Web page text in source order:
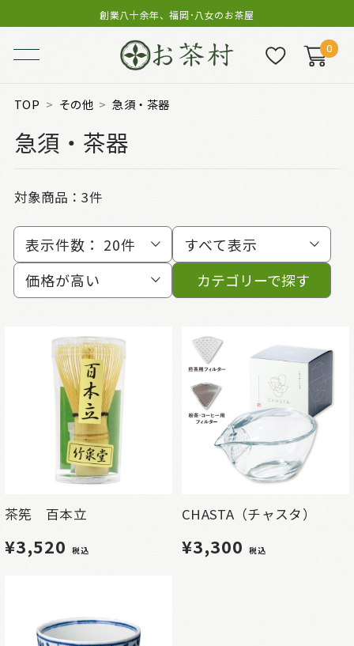
創業八十余年、福岡･八女のお茶屋
0
TOP その他 急須・茶器
急須・茶器
対象商品： 3件
表示件数： 20件
すべて表示
価格が高い
カテゴリーで探す
茶筅 百本立
¥3,520 税込
CHASTA（チャスタ）
¥3,300 税込